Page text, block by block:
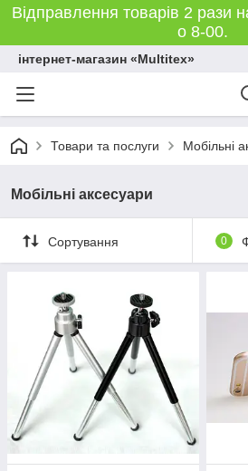
Відправлення товарів 2 рази
о 8-00.
інтернет-магазин «Multitex»
Товари та послуги Мобільні
Мобільні аксесуари
Сортування 0